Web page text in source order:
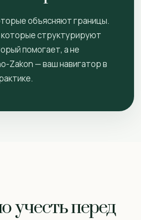
объясняют границы.
структурируют
помогает, а не
Zakon — ваш навигатор в
учесть перед